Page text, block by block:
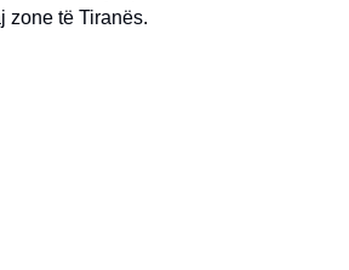
zone të Tiranës.